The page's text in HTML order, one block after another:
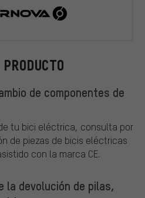
de componentes de
tu bici eléctrica, consulta por
de piezas de bicis eléctricas
con la marca CE.
la devolución de pilas,
Supernova